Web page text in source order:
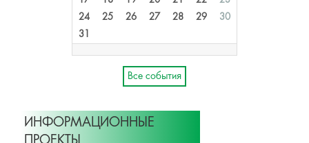
24
25 26 27 28 29
30
31
Все события
ИНФОРМАЦИОННЫЕ